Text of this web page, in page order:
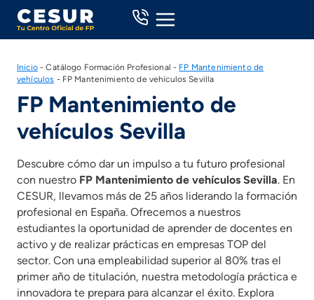
Skip
content
Inicio-Catálogo Formación Profesional - FP Mantenimiento de
vehículos - FP Mantenimiento de vehículos Sevilla
FP Mantenimiento de
vehículos Sevilla
Descubre cómo dar un impulso a tu futuro profesional
con nuestro FP Mantenimiento de vehículos Sevilla. En
CESUR, llevamos más de 25 años liderando la formación
profesional en España. Ofrecemos a nuestros
estudiantes la oportunidad de aprender de docentes en
activo y de realizar prácticas en empresas TOP del
sector. Con una empleabilidad superior al 80% tras el
primer año de titulación, nuestra metodología práctica e
innovadora te prepara para alcanzar el éxito. Explora